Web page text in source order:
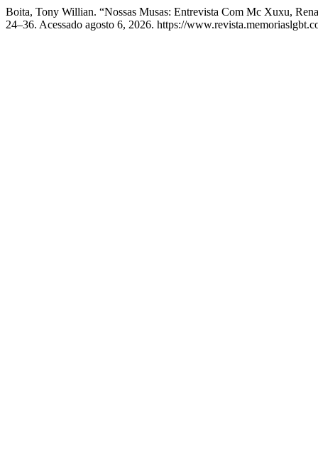
Boita, Tony Willian. “Nossas Musas: Entrevista Com Mc Xuxu,
24–36. Acessado agosto 6, 2026. https://